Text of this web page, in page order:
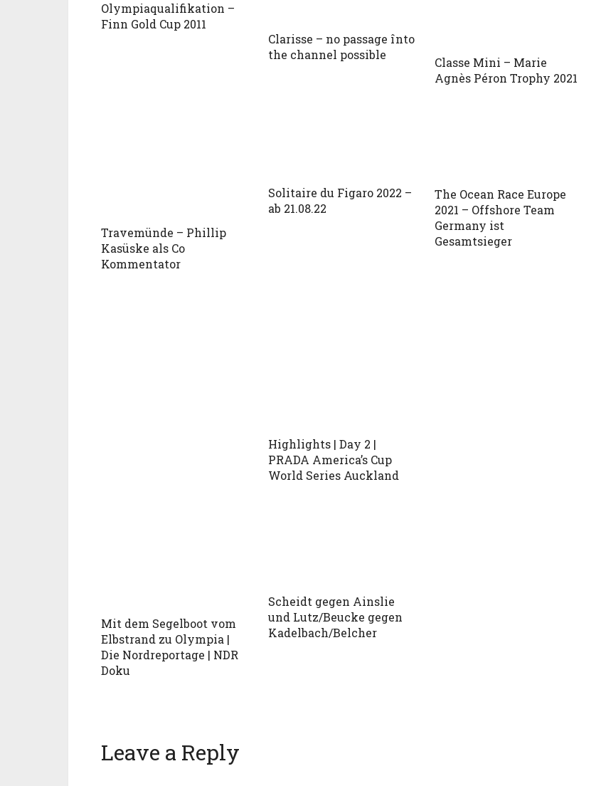
Olympiaqualifikation –
Finn Gold Cup 2011
Clarisse – no passage înto
the channel possible
Classe Mini – Marie
Agnès Péron Trophy 2021
Travemünde – Phillip
Kasüske als Co
Kommentator
Solitaire du Figaro 2022 –
ab 21.08.22
The Ocean Race Europe
2021 – Offshore Team
Germany ist
Gesamtsieger
Highlights | Day 2 |
PRADA America’s Cup
World Series Auckland
Mit dem Segelboot vom
Elbstrand zu Olympia |
Die Nordreportage | NDR
Doku
Scheidt gegen Ainslie
und Lutz/Beucke gegen
Kadelbach/Belcher
Leave a Reply